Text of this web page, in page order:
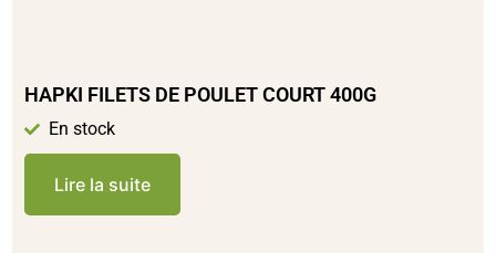
HAPKI FILETS DE POULET COURT 400G
En stock
Lire la suite